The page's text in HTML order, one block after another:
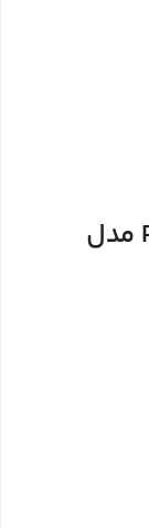
ساعت مچی زنانه رارون Rarone مدل